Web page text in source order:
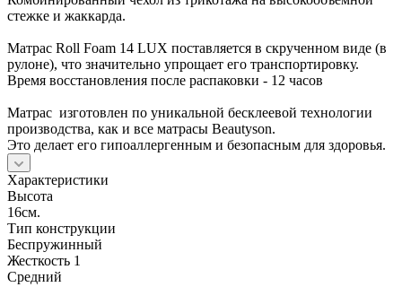
стежке и жаккарда.
Матрас Roll Foam 14 LUX поставляется в скрученном виде (в
рулоне), что значительно упрощает его транспортировку.
Время восстановления после распаковки - 12 часов
Матрас изготовлен по уникальной бесклеевой технологии
производства, как и все матрасы Beautyson.
Это делает его гипоаллергенным и безопасным для здоровья.
Характеристики
Высота
16см.
Тип конструкции
Беспружинный
Жесткость 1
Средний